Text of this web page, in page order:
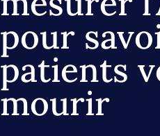
pour
patients
mourir